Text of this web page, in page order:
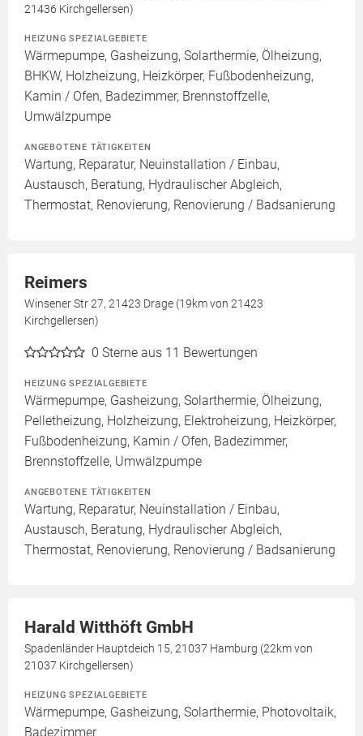
21436 Kirchgellersen)
HEIZUNG SPEZIALGEBIETE
Wärmepumpe, Gasheizung, Solarthermie, Ölheizung,
BHKW, Holzheizung, Heizkörper, Fußbodenheizung,
Kamin / Ofen, Badezimmer, Brennstoffzelle,
Umwälzpumpe
ANGEBOTENE TÄTIGKEITEN
Wartung, Reparatur, Neuinstallation / Einbau,
Austausch, Beratung, Hydraulischer Abgleich,
Thermostat, Renovierung, Renovierung / Badsanierung
Reimers
Winsener Str 27, 21423 Drage (19km von 21423
Kirchgellersen)
0 Sterne aus 11 Bewertungen
HEIZUNG SPEZIALGEBIETE
Wärmepumpe, Gasheizung, Solarthermie, Ölheizung,
Pelletheizung, Holzheizung, Elektroheizung, Heizkörper,
Fußbodenheizung, Kamin / Ofen, Badezimmer,
Brennstoffzelle, Umwälzpumpe
ANGEBOTENE TÄTIGKEITEN
Wartung, Reparatur, Neuinstallation / Einbau,
Austausch, Beratung, Hydraulischer Abgleich,
Thermostat, Renovierung, Renovierung / Badsanierung
Harald Witthöft GmbH
Spadenländer Hauptdeich 15, 21037 Hamburg (22km von
21037 Kirchgellersen)
HEIZUNG SPEZIALGEBIETE
Wärmepumpe, Gasheizung, Solarthermie, Photovoltaik,
Badezimmer